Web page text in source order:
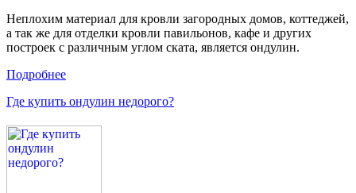
Неплохим материал для кровли загородных домов, коттеджей,
а так же для отделки кровли павильонов, кафе и других
построек с различным углом ската, является ондулин.
Подробнее
Где купить ондулин недорого?